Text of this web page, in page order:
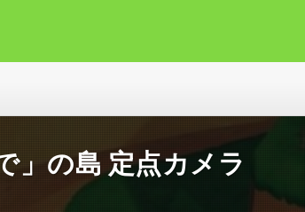
」の島 定点カメラ